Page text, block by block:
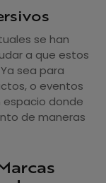
se han
a que estos
sea para
o eventos
espacio donde
de maneras